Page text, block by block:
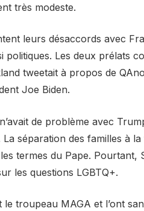
très modeste.
leurs désaccords avec
politiques. Les deux prélats
tweetait à propos de
Joe Biden.
de problème avec
séparation des familles à
termes du Pape. Pourtant,
les questions LGBTQ+.
troupeau MAGA et l’ont